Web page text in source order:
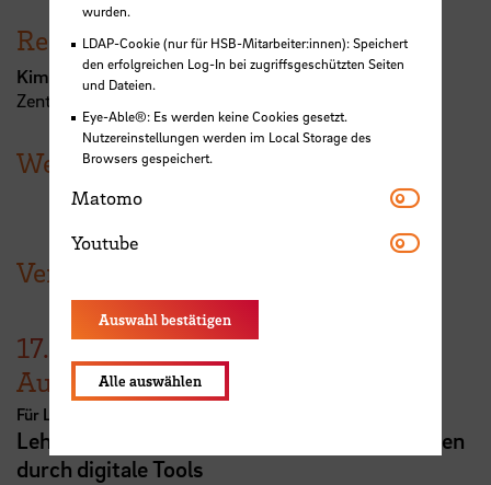
Referent:in
Kim Sophie Stöterau
Zentrum für Lehren und Lernen
Weitere Termine
Veranstaltungen der HSB
17.
August
Für Lehrende
Lehrveranstaltungsplanung mit KI. Zeit sparen
durch digitale Tools
wurden.
LDAP-Cookie (nur für HSB-Mitarbeiter:innen): Speichert
den erfolgreichen Log-In bei zugriffsgeschützten Seiten
und Dateien.
Eye-Able®: Es werden keine Cookies gesetzt.
Nutzereinstellungen werden im Local Storage des
Browsers gespeichert.
Matomo Matomo
Youtube Youtube
Auswahl bestätigen
Alle auswählen